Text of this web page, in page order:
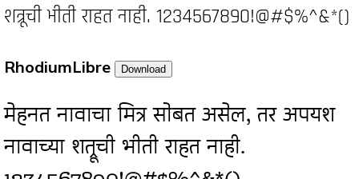
शत्रूची भीती राहत नाही. 1234567890!@#$%^&*()
RhodiumLibre Download
मेहनत नावाचा मित्र सोबत असेल, तर अपयश
नावाच्या शत्रूची भीती राहत नाही.